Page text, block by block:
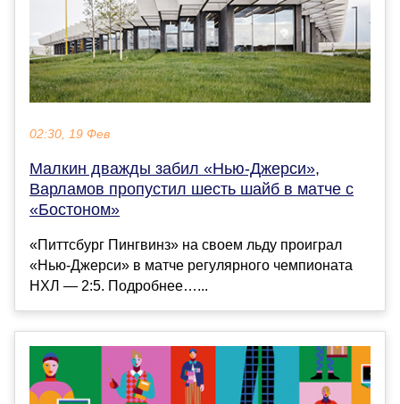
02:30, 19 Фев
Малкин дважды забил «Нью-Джерси»,
Варламов пропустил шесть шайб в матче с
«Бостоном»
«Питтсбург Пингвинз» на своем льду проиграл
«Нью-Джерси» в матче регулярного чемпионата
НХЛ — 2:5. Подробнее…...